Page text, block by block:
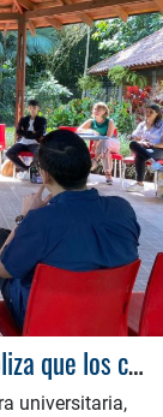
Todos los estudiantes tienen una póliza que los cubre ante accidentes
universitaria,